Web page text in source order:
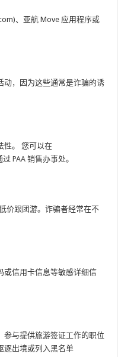
、亚航 Move 应用程序或
动，因为这些通常是诈骗的诱
性。 您可以在
过PAA 销售办事处。
价跟团游。诈骗者经常在不
或信用卡信息等敏感详细信
参与提供旅游签证工作的职位
逐出境或列入黑名单